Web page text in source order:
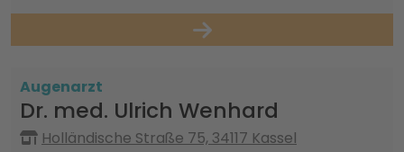
Augenarzt
Dr. med. Ulrich Wenhard
Holländische Straße 75, 34117 Kassel